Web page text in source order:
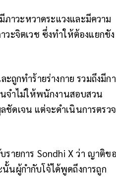
ภาวะหวาดระแวงและมีความ
วะจิตเวช ซึ่งทำให้ต้องแยกขัง
กทำร้ายร่างกาย รวมถึงมีก
นจำไม่ให้พนักงานสอบสวน
ชัดเจน แต่จะดำเนินการตรวจ
ายการ Sondhi X ว่า ญาติข
นผู้กำกับโจ้ได้พูดถึงการถูก